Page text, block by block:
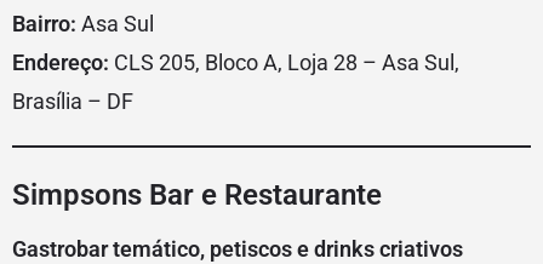
Bairro: Asa Sul
Endereço: CLS 205, Bloco A, Loja 28 – Asa Sul,
Brasília – DF
Simpsons Bar e Restaurante
Gastrobar temático, petiscos e drinks criativos